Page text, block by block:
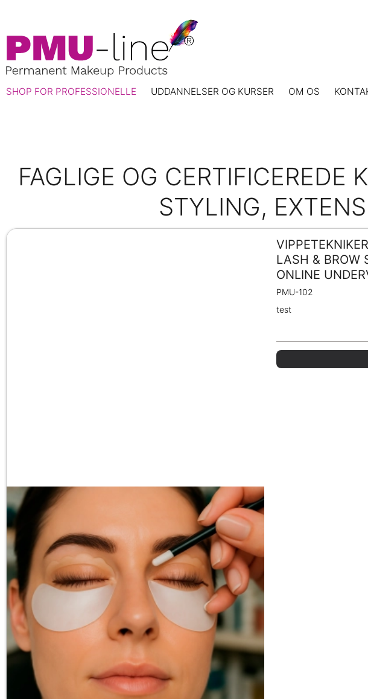
SHOP FOR PROFESSIONELLE UDDANNELSER OG KURSER OM OS
FAGLIGE OG CERTIFICEREDE
STYLING,
LASH & BROW
ONLINE
PMU-102
test